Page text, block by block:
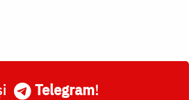
Telegram!